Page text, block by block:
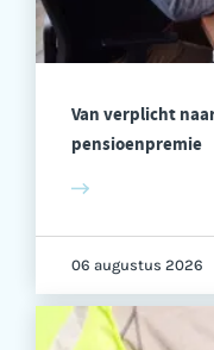
Van verplicht
pensioenpremie
06 augustus 2026